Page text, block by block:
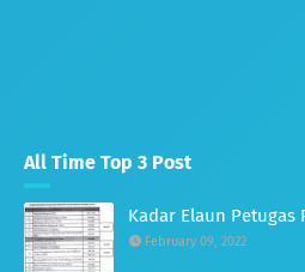
All Time Top 3 Post
Kadar Elaun Petugas
February 09, 2022